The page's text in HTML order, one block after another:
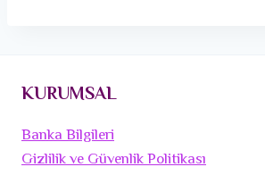
KURUMSAL
Banka Bilgileri
Gizlilik ve Güvenlik Politikası